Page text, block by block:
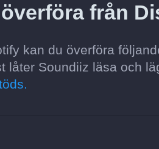
från
kan du överföra
låter Soundiiz läsa och